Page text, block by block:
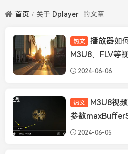
首页 关于 Dplayer 的文章
播放器知识
热文
播放器如
M3U8、FLV等
类型播放视频
2024-06-06
播放器知识
热文
M3U8视
参数
2024-06-05